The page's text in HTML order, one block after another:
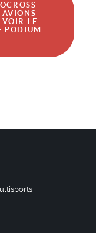
AVIONS-
LE
PODIUM